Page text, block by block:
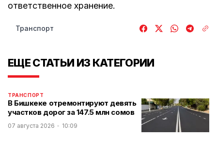
ответственное хранение.
Транспорт
ЕЩЕ СТАТЬИ ИЗ КАТЕГОРИИ
ТРАНСПОРТ
В Бишкеке отремонтируют девять
участков дорог за 147.5 млн сомов
07 августа 2026 10:09